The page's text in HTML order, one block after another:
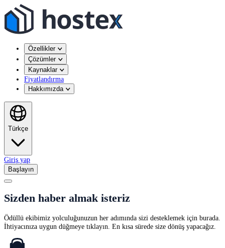
Özellikler
Çözümler
Kaynaklar
Fiyatlandırma
Hakkımızda
Türkçe
Giriş yap
Başlayın
Sizden haber almak isteriz
Ödüllü ekibimiz yolculuğunuzun her adımında sizi desteklemek için burada.
İhtiyacınıza uygun düğmeye tıklayın. En kısa sürede size dönüş yapacağız.